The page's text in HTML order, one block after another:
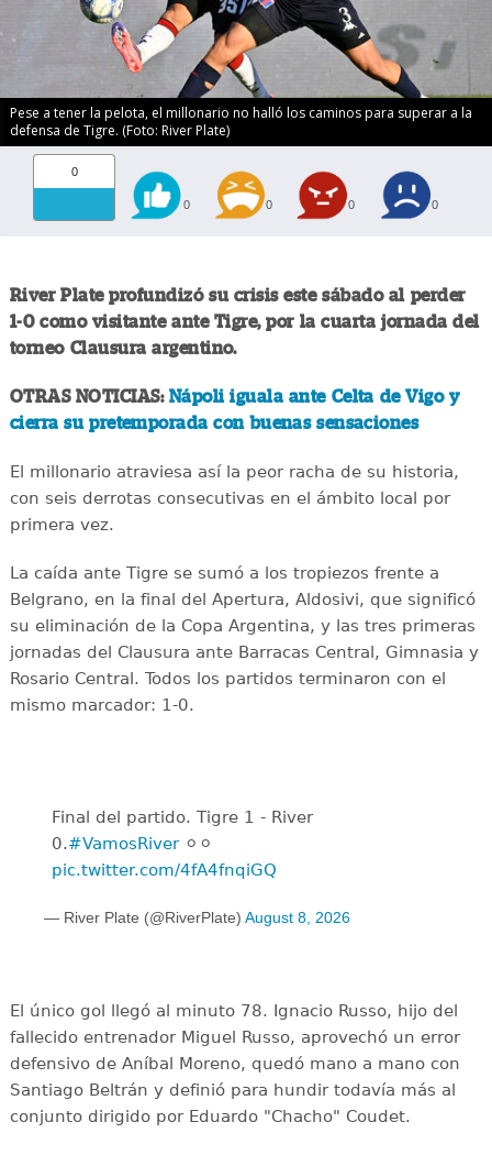
Pese a tener la pelota, el millonario no halló los caminos para superar a la
defensa de Tigre. (Foto: River Plate)
0
0 0 0 0
River Plate profundizó su crisis este sábado al perder
1-0 como visitante ante Tigre, por la cuarta jornada del
torneo Clausura argentino.
OTRAS NOTICIAS: Nápoli iguala ante Celta de Vigo y
cierra su pretemporada con buenas sensaciones
El millonario atraviesa así la peor racha de su historia,
con seis derrotas consecutivas en el ámbito local por
primera vez.
La caída ante Tigre se sumó a los tropiezos frente a
Belgrano, en la final del Apertura, Aldosivi, que significó
su eliminación de la Copa Argentina, y las tres primeras
jornadas del Clausura ante Barracas Central, Gimnasia y
Rosario Central. Todos los partidos terminaron con el
mismo marcador: 1-0.
Final del partido. Tigre 1 - River
0.#VamosRiver⚪️⚪️
pic.twitter.com/4fA4fnqiGQ
— River Plate (@RiverPlate) August 8, 2026
El único gol llegó al minuto 78. Ignacio Russo, hijo del
fallecido entrenador Miguel Russo, aprovechó un error
defensivo de Aníbal Moreno, quedó mano a mano con
Santiago Beltrán y definió para hundir todavía más al
conjunto dirigido por Eduardo "Chacho" Coudet.